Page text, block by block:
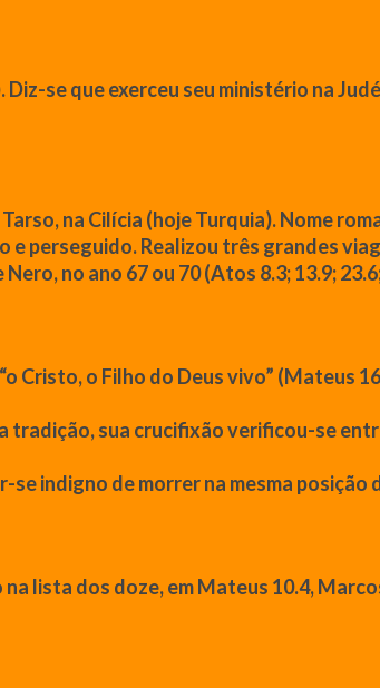
Diz-sequeexerceu seu ministério na
na Cilícia (hoje Turquia). Nome
perseguido. Realizou três grandes
no ano 67 ou 70 (Atos 8.3; 13.9;
“o Cristo, o Filho do Deus vivo” (Mateus
sua crucifixão verificou-se
se indigno de morrer na mesma posição
lista dos doze, emMateus 10.4,